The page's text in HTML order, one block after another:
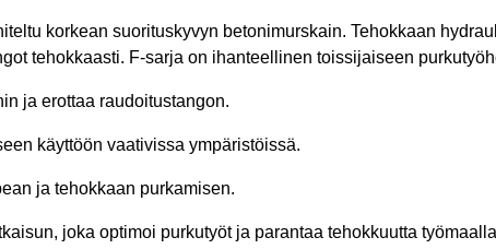
korkean suorituskyvyn betonimurskain. Tehokkaan
tehokkaasti. F-sarja on ihanteellinen toissijaiseen
ja erottaa raudoitustangon.
käyttöön vaativissa ympäristöissä.
ja tehokkaan purkamisen.
joka optimoi purkutyöt ja parantaa tehokkuutta